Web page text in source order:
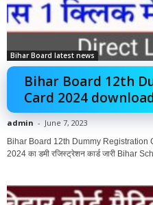
Bihar Board latest news
Bihar Board 12th
Card 2024 download :
admin - June 7, 2023
Bihar Board 12th Dummy Registration
2024 का डमी रजिस्ट्रेशन कार्ड जारी Bihar